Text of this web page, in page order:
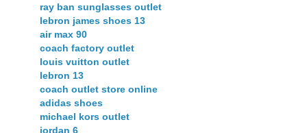
ray ban sunglasses outlet
lebron james shoes 13
air max 90
coach factory outlet
louis vuitton outlet
lebron 13
coach outlet store online
adidas shoes
michael kors outlet
jordan 6